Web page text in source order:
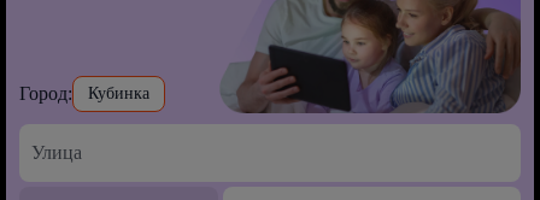
Город: Кубинка